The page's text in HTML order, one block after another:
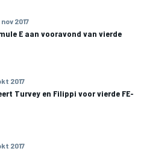
nov 2017
E aan vooravond van vierde
2017
Turvey en Filippi voor vierde FE-
2017